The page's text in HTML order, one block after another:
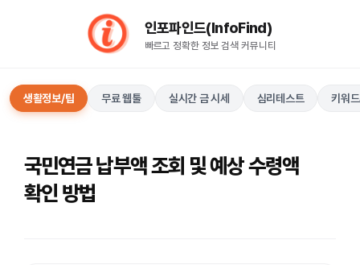
인포파인드(InfoFind)​​​​
빠르고 정확한 정보 검색 커뮤니티
생활정보/팁 무료 웹툴 실시간 금 시세 심리테스트 키워
국민연금 납부액 조회 및 예상 수령액
확인 방법